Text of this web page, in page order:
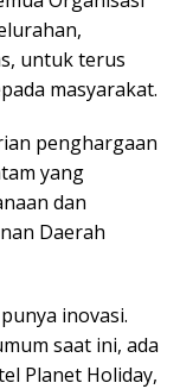
untuk terus
masyarakat.
penghargaan
yang
dan
Daerah
inovasi.
saat ini, ada
Planet Holiday,